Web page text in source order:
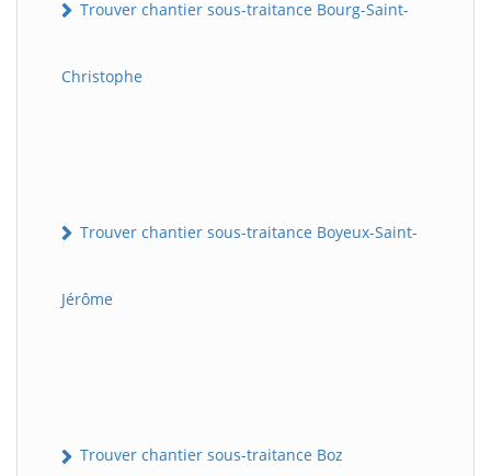
Trouver chantier sous-traitance Bourg-Saint-
Christophe
Trouver chantier sous-traitance Boyeux-Saint-
Jérôme
Trouver chantier sous-traitance Boz